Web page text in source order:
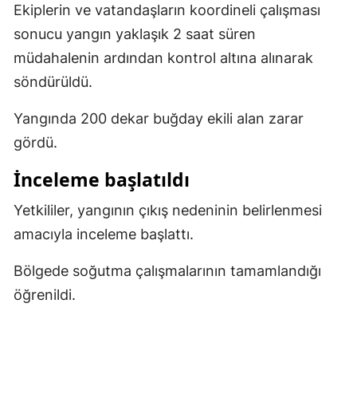
Mardin
Muğla
Nevşehir
Ordu
Rize
Samsun
Ekiplerin ve vatandaşların koordineli çalışması
sonucu yangın yaklaşık 2 saat süren
müdahalenin ardından kontrol altına alınarak
söndürüldü.
Yangında 200 dekar buğday ekili alan zarar
gördü.
İnceleme başlatıldı
Yetkililer, yangının çıkış nedeninin belirlenmesi
amacıyla inceleme başlattı.
Bölgede soğutma çalışmalarının tamamlandığı
öğrenildi.